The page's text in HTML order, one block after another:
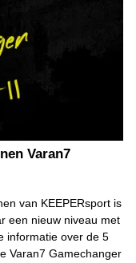
Varan7
van KEEPERsport is
een nieuw niveau met
informatie over de 5
Varan7 Gamechanger